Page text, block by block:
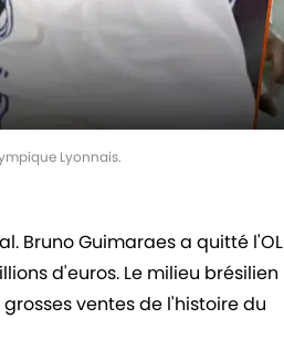
Lyonnais.
Bruno Guimaraes a quitté l'OL
d'euros. Le milieu brésilien
ventes de l'histoire du